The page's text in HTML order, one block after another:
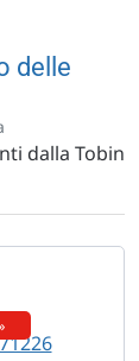
delle
dalla Tobin